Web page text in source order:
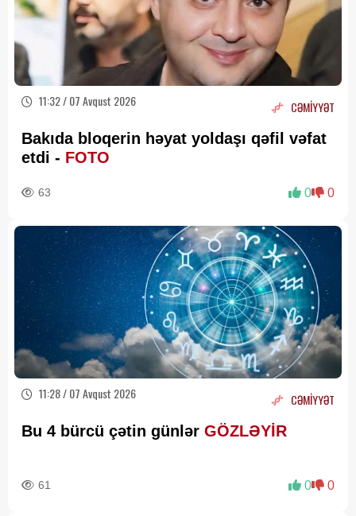
11:32 / 07 Avqust 2026 CƏMİYYƏT
Bakıda bloqerin həyat yoldaşı qəfil vəfat
etdi - FOTO
63 0 0
11:28 / 07 Avqust 2026 CƏMİYYƏT
Bu 4 bürcü çətin günlər GÖZLƏYİR
61 0 0